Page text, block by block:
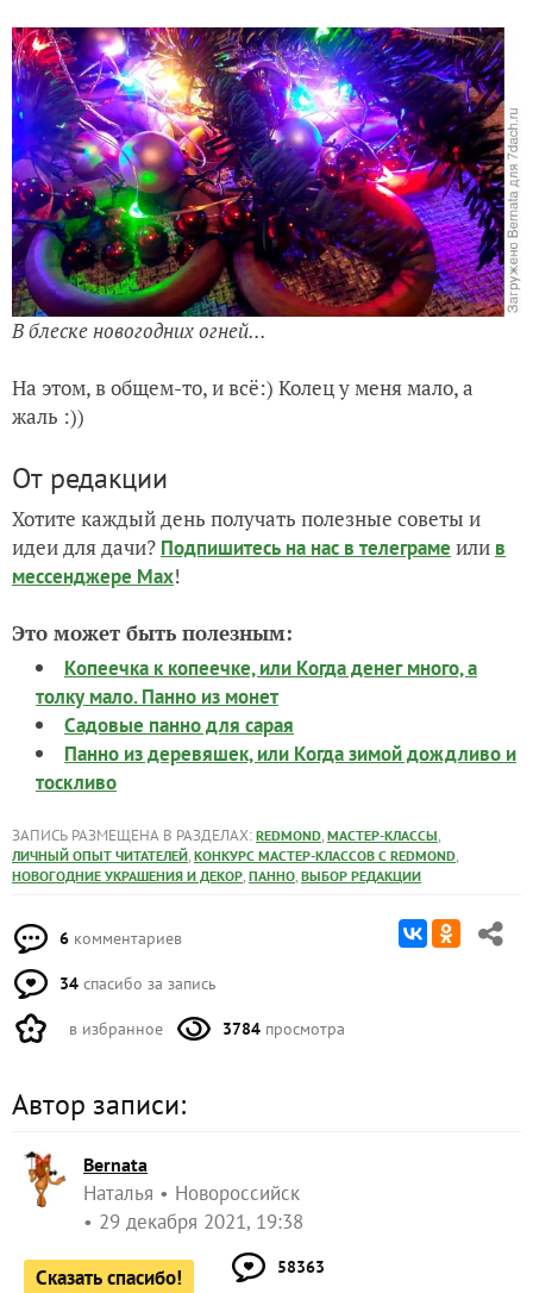
В блеске новогодних огней...
На этом, в общем-то, и всё:) Колец у меня мало, а
жаль :))
От редакции
Хотите каждый день получать полезные советы и
идеи для дачи? Подпишитесь на нас в телеграме или в
мессенджере Max!
Это может быть полезным:
Копеечка к копеечке, или Когда денег много, а
толку мало. Панно из монет
Садовые панно для сарая
Панно из деревяшек, или Когда зимой дождливо и
тоскливо
ЗАПИСЬ РАЗМЕЩЕНА В РАЗДЕЛАХ: REDMOND, МАСТЕР-КЛАССЫ,
ЛИЧНЫЙ ОПЫТ ЧИТАТЕЛЕЙ, КОНКУРС МАСТЕР-КЛАССОВ С REDMOND,
НОВОГОДНИЕ УКРАШЕНИЯ И ДЕКОР, ПАННО, ВЫБОР РЕДАКЦИИ
6 комментариев
34 спасибо за запись
в избранное 3784 просмотра
Автор записи:
Bernata
Наталья
Новороссийск
29 декабря 2021, 19:38
Сказать спасибо! 58363